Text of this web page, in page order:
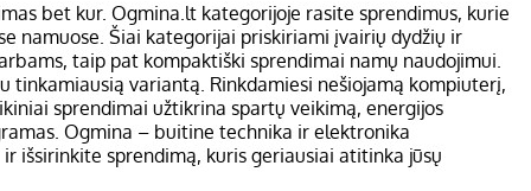
bet kur. Ogmina.lt kategorijoje rasite sprendimus, kurie
namuose. Šiai kategorijai priskiriami įvairių dydžių ir
taip pat kompaktiški sprendimai namų naudojimui.
tinkamiausią variantą. Rinkdamiesi nešiojamą kompiuterį,
sprendimai užtikrina spartų veikimą, energijos
Ogmina – buitine technika ir elektronika
išsirinkite sprendimą, kuris geriausiai atitinka jūsų